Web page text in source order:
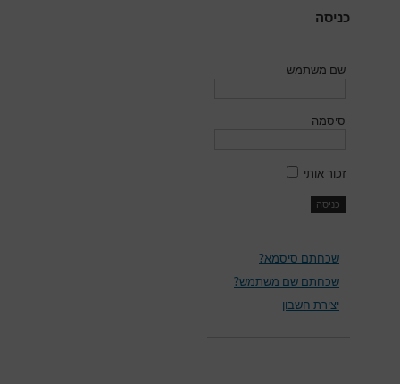
כניסה
שם משתמש
סיסמה
זכור אותי
שכחתם סיסמא?
שכחתם שם משתמש?
יצירת חשבון